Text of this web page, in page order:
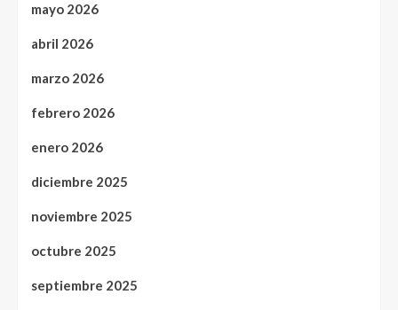
mayo 2026
abril 2026
marzo 2026
febrero 2026
enero 2026
diciembre 2025
noviembre 2025
octubre 2025
septiembre 2025